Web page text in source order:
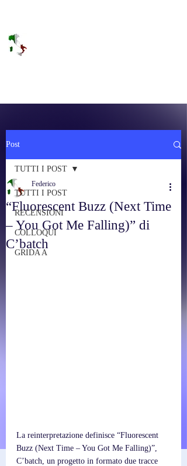
Post
TUTTI I POST
RECENSIONI
COLLOQUI
GRIDA A
TUTTI I POST
“Fluorescent Buzz (Next Time
– You Got Me Falling)” di
C’batch
Federico
La reinterpretazione definisce “Fluorescent
Buzz (Next Time – You Got Me Falling)”,
C’batch, un progetto in formato due tracce